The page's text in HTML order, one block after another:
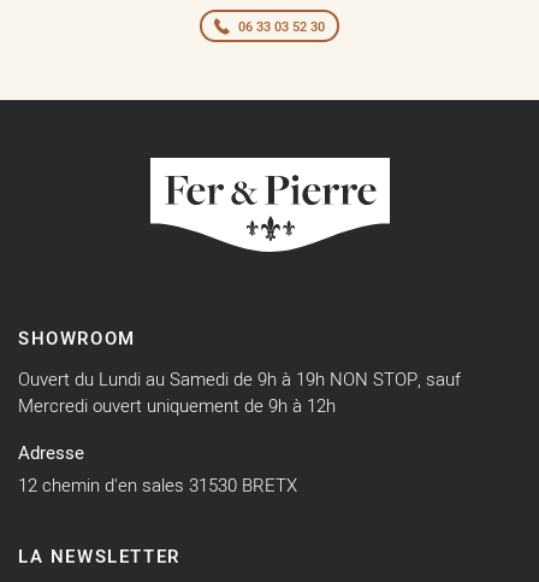
06 33 03 52 30
SHOWROOM
Ouvert du Lundi au Samedi de 9h à 19h NON STOP, sauf
Mercredi ouvert uniquement de 9h à 12h
Adresse
12 chemin d'en sales 31530 BRETX
LA NEWSLETTER